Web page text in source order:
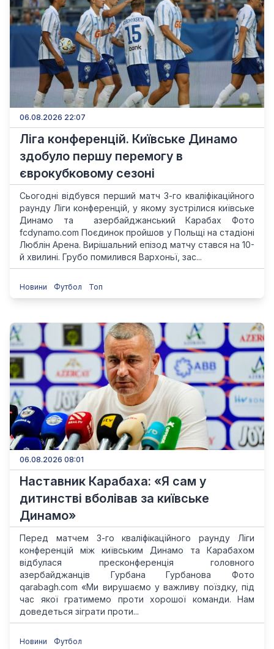
06.08.2026 22:07
Ліга конференцій. Київське Динамо
здобуло першу перемогу в
єврокубковому сезоні
Сьогодні відбувся перший матч 3-го кваліфікаційного
раунду Ліги конференцій, у якому зустрілися київське
Динамо та азербайджанський Карабах Фото
fcdynamo.com Поєдинок пройшов у Польщі на стадіоні
Люблін Арена. Вирішальний епізод матчу стався на 10-
й хвилині. Грубо помилився Вархоньї, зас...
Новини Футбол Топ
06.08.2026 08:01
Наставник Карабаха: «Я сам у
дитинстві вболівав за київське
Динамо»
Перед матчем 3-го кваліфікаційного раунду Ліги
конференцій між київським Динамо та Карабахом
відбулася пресконференція головного
азербайджанців Гурбана Гурбанова Фото
qarabagh.com «Ми вирушаємо у важливу поїздку, під
час якої гратимемо проти хорошої команди. Нам
доведеться зіграти проти...
Новини Футбол